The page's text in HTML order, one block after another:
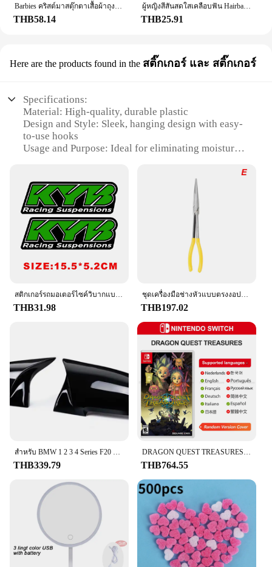
THB58.14
ผู้หญิงสีสันสดใสเคลือบฟัน Hairbands หักการตกแต่งแถบคาดศีรษะกลางแจ้งผม Hoop Headwear แฟชั่นอุปกรณ์เสริมผม
THB25.91
Here are the products found in the สติ๊กเกอร์ และ สติ๊กเกอร์
Specifications:
Material: High-quality, durable plastic
Design and Style: Sleek, hanging design with easy-
to-use hooks
Usage and Purpose: Ideal for eliminating moisture
excess moisture, preventing mold and mildew
growth
Shape or Size or Weight or Quantity: Compact,
lightweight, and available in multiple sets
Applicable People: Suitable for homeowners,
renters, and businesses
Features:
DampRid Hanging Bags are the perfect solution for
maintaining a dry and fresh environment in any
moisture, effectively preventing the growth of mold
and mildew. Their high-quality plastic construction
ensures durability, making them a reliable choice
for long-term use. Whether you're looking to
control humidity in a closet, basement, or storage
area, these hanging bags are an effective and
convenient solution.
**Versatile and Convenient**
The sleek, hanging design of the DampRid Hanging
Bags makes them easy to install and use. The
included hooks allow for quick and secure
attachment to any hanging surface, making them
ideal for closets, wardrobes, or even in your car.
Their compact size and lightweight construction
make them unobtrusive and easy to move as needed.
Available in sets, these bags are an economical
choice for those looking to manage moisture in
multiple areas of their home or business.
THB31.98 THB197.02
THB339.79 THB764.55